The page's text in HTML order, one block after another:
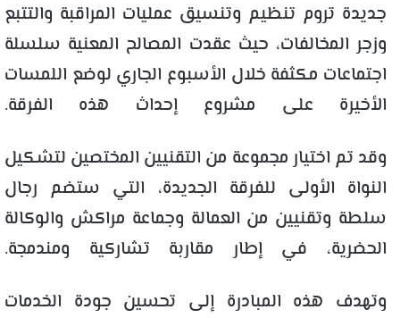
جديدة تروم تنظيم وتنسيق عمليات المراقبة والتتبع
وزجر المخالفات، حيث عقدت المصالح المعنية سلسلة
اجتماعات مكثفة خلال الأسبوع الجاري لوضع اللمسات
الأخيرة على مشروع إحداث هذه الفرقة.
وقد تم اختيار مجموعة من التقنيين المختصين لتشكيل
النواة الأولى للفرقة الجديدة، التي ستضم رجال
سلطة وتقنيين من العمالة وجماعة مراكش والوكالة
الحضرية، في إطار مقاربة تشاركية ومندمجة.
وتهدف هذه المبادرة إلى تحسين جودة الخدمات